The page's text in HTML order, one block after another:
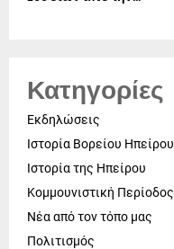
Κατηγορίες
Εκδηλώσεις
Ιστορία Βορείου Ηπείρου
Ιστορία της Ηπείρου
Κομμουνιστική Περίοδος
Νέα από τον τόπο μας
Πολιτισμός